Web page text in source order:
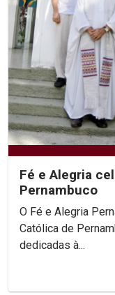
Fé e Alegria
Pernambuco
O Fé e Alegria
Católica de
dedicadas à...